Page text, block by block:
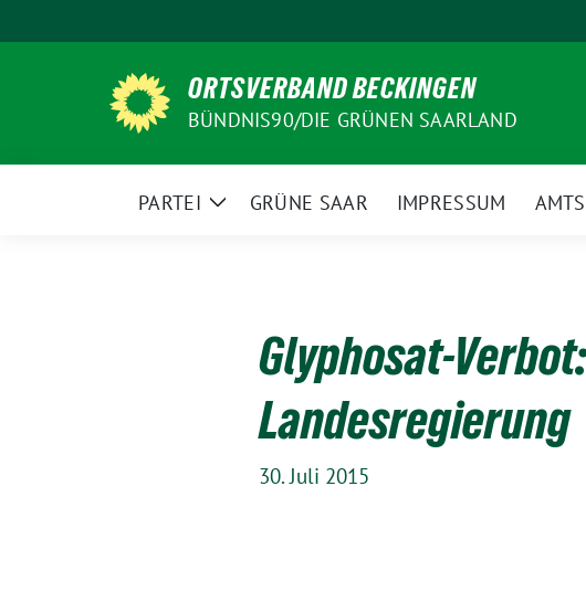
zum
ORTSVERBAND BECKINGEN
BÜNDNIS90/DIE GRÜNEN SAARLAND
PARTEI
ZeigeGRÜNE SAAR IMPRESSUM
Glyphosat-
Landesregierung
30. Juli 2015